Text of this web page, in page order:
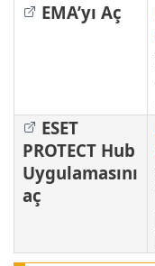
EMA’yı Aç
ESET
PROTECT Hub
Uygulamasını
aç